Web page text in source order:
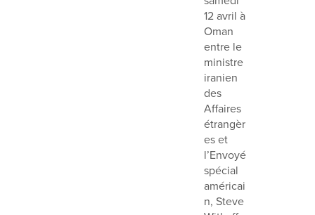
12 avril à
Oman
entre le
ministre
iranien
des
Affaires
étrangèr
es et
l’Envoyé
spécial
américai
n, Steve